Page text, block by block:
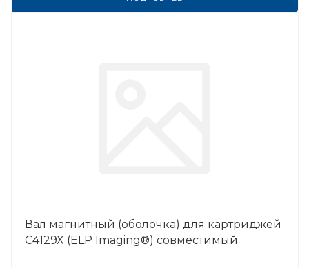
Вал магнитный (оболочка) для картриджей
C4129X (ELP Imaging®) совместимый